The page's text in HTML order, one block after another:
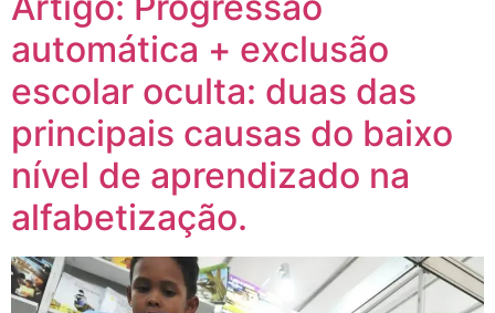
automática + exclusão
escolar oculta: duas das
principais causas do baixo
nível de aprendizado na
alfabetização.